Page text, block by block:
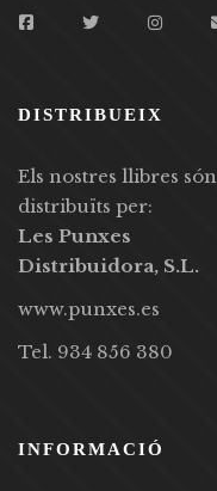
DISTRIBUEIX
Els nostres llibres són
distribuïts per:
Les Punxes
Distribuidora, S.L.
www.punxes.es
Tel. 934 856 380
INFORMACIÓ